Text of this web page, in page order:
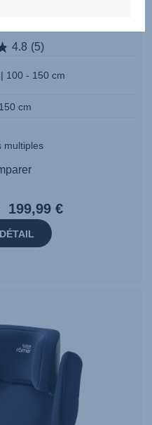
4.8 (5)
100 - 150 cm
cm
multiples
199,99 €